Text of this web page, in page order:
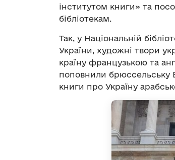
інститутом книги» та
бібліотекам.
Так, у Національній
України, художні твори
країну французькою та
поповнили брюссельську
книги про Україну